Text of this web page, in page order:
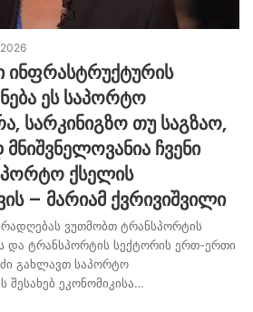
ინფრასტრუქტურის
ეს საპორტო
სარკინიგზო თუ საგზაო,
ჩვენი
ქსელის
– მარიამ ქვრივიშვილი
ვუთმობთ ტრანსპორტის
და ტრანსპორტის სექტორის ერთ-ერთი
გახლავთ საპორტო
შესახებ ეკონომიკისა…